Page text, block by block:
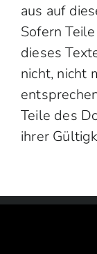
aus auf
Sofern
dieses
nicht, nicht
Teile des
ihrer